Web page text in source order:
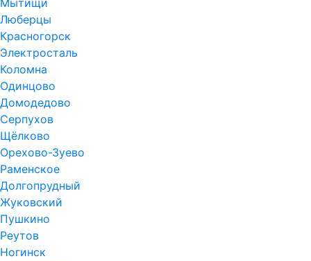
Мытищи
Люберцы
Красногорск
Электросталь
Коломна
Одинцово
Домодедово
Серпухов
Щёлково
Орехово-Зуево
Раменское
Долгопрудный
Жуковский
Пушкино
Реутов
Ногинск